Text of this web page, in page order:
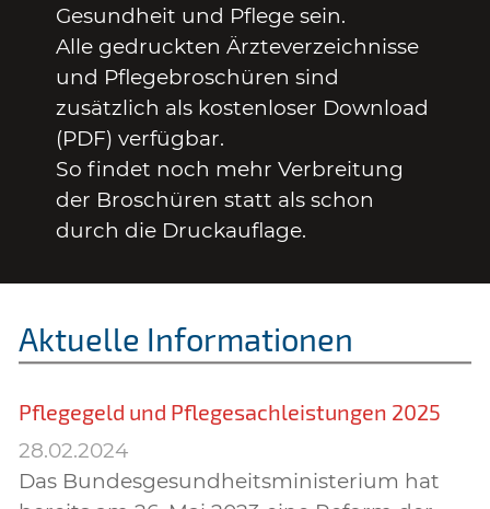
Gesundheit und Pflege sein.
Alle gedruckten Ärzteverzeichnisse
und Pflegebroschüren sind
zusätzlich als kostenloser Download
(PDF) verfügbar.
So findet noch mehr Verbreitung
der Broschüren statt als schon
durch die Druckauflage.
Aktuelle Informationen
Pflegegeld und Pflegesachleistungen 2025
28.02.2024
Das Bundesgesundheitsministerium hat